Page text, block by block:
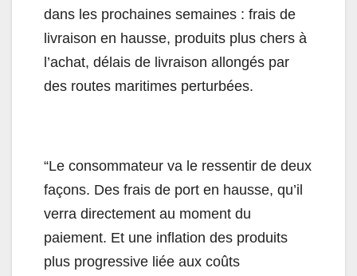
dans les prochaines semaines : frais de
livraison en hausse, produits plus chers à
l’achat, délais de livraison allongés par
des routes maritimes perturbées.
“Le consommateur va le ressentir de deux
façons. Des frais de port en hausse, qu’il
verra directement au moment du
paiement. Et une inflation des produits
plus progressive liée aux coûts